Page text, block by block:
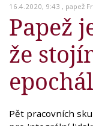
16.4.2020, 9:43 , papež
Papež
že
Pět pracovních